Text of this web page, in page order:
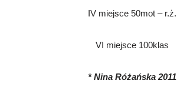
IV miejsce 50mot – r.ż.
VI miejsce 100klas
* Nina Różańska 2011